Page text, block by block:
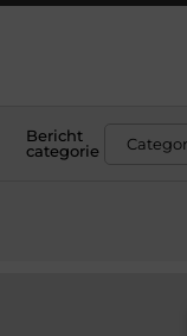
Bericht
categorie